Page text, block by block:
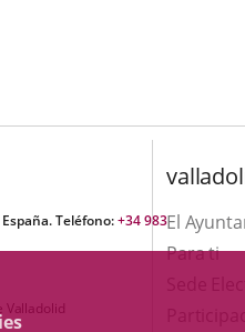
Teléfono:+34 983
Valladolid
El
Para ti